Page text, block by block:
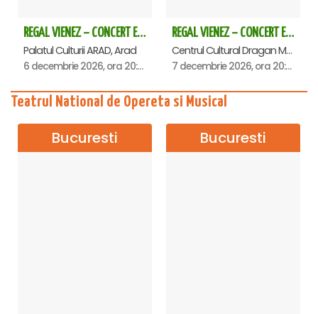
REGAL VIENEZ – CONCERT EXTRAORDINAR DE CRACIUN - Arad
Palatul Culturii ARAD, Arad
6 decembrie 2026, ora 20:00
REGAL VIENEZ – CONCERT EXTRAORDINAR DE CRACIUN - Deva
Centrul Cultural Dragan Muntean, Deva
7 decembrie 2026, ora 20:00
Teatrul National de Opereta si Musical
Bucuresti Bucuresti